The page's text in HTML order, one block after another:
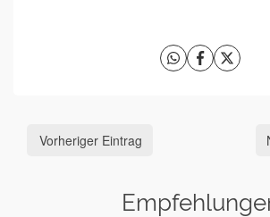
Vorheriger Eintrag